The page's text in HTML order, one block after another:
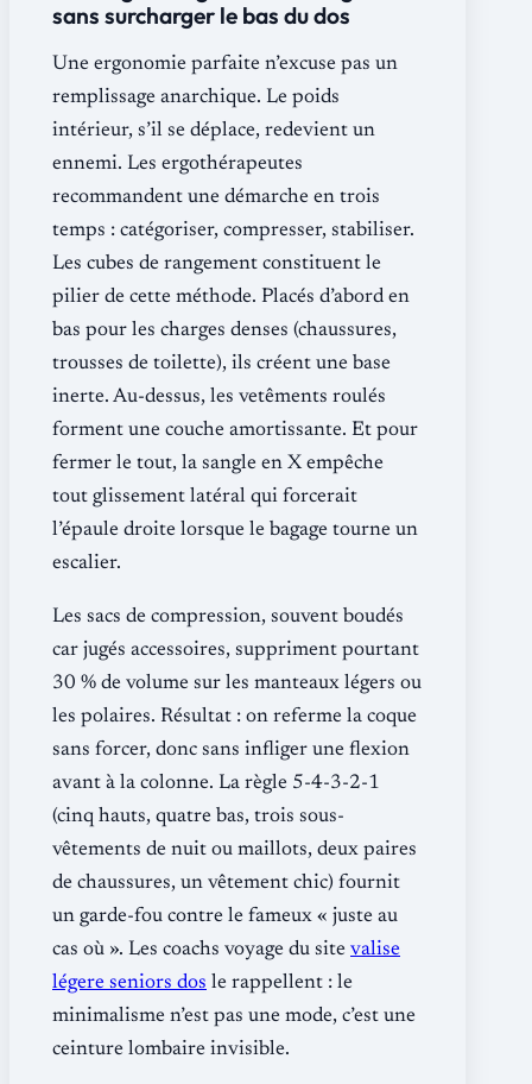
sans surcharger le bas du dos
Une ergonomie parfaite n’excuse pas un
remplissage anarchique. Le poids
intérieur, s’il se déplace, redevient un
ennemi. Les ergothérapeutes
recommandent une démarche en trois
temps : catégoriser, compresser, stabiliser.
Les cubes de rangement constituent le
pilier de cette méthode. Placés d’abord en
bas pour les charges denses (chaussures,
trousses de toilette), ils créent une base
inerte. Au-dessus, les vetêments roulés
forment une couche amortissante. Et pour
fermer le tout, la sangle en X empêche
tout glissement latéral qui forcerait
l’épaule droite lorsque le bagage tourne un
escalier.
Les sacs de compression, souvent boudés
car jugés accessoires, suppriment pourtant
30 % de volume sur les manteaux légers ou
les polaires. Résultat : on referme la coque
sans forcer, donc sans infliger une flexion
avant à la colonne. La règle 5-4-3-2-1
(cinq hauts, quatre bas, trois sous-
vêtements de nuit ou maillots, deux paires
de chaussures, un vêtement chic) fournit
un garde-fou contre le fameux « juste au
cas où ». Les coachs voyage du site valise
légere seniors dos le rappellent : le
minimalisme n’est pas une mode, c’est une
ceinture lombaire invisible.